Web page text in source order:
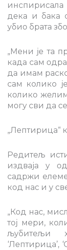
инспирисала
дека и бака
убио брата
„Мени је та
када сам
да имам
сам колико
колико
могу сви да
„Лептирица“
Редитељ
издваја у
садржи
код нас и у
„Код нас,
тој мери,
љубитељи
‘Лептирица’,